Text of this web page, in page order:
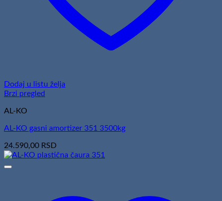
Dodaj u listu želja
Brzi pregled
AL-KO
AL-KO gasni amortizer 351 3500kg
24.590,00 RSD